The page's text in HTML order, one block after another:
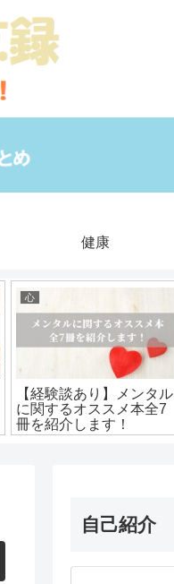
健康
心
【経験談あり】メンタル
に関するオススメ本全7
冊を紹介します！
自己紹介